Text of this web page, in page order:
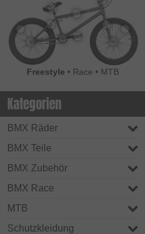
Freestyle • Race • MTB
Kategorien
BMX Räder
BMX Teile
BMX Zubehör
BMX Race
MTB
Schutzkleidung